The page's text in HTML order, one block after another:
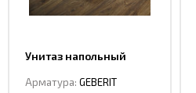
Унитаз напольный
Арматура: GEBERIT